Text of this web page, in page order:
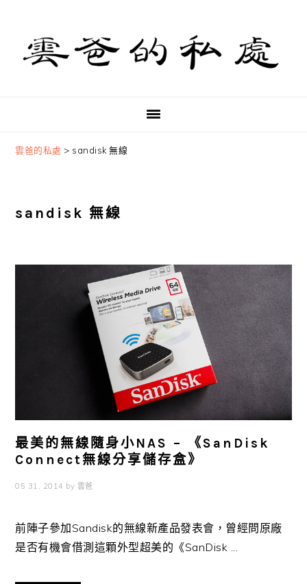
primary
navigation
content
primary
sidebar
雲爸的私處 > sandisk 無線
sandisk 無線
最美的無線隨身小NAS – 《SanDisk
Connect無線分享儲存盒》
05 31, 2014 by 雲爸
前陣子參加Sandisk的無線新產品發表會，曾經問原廠
是否有機會借測這顆外型超美的《SanDisk ...